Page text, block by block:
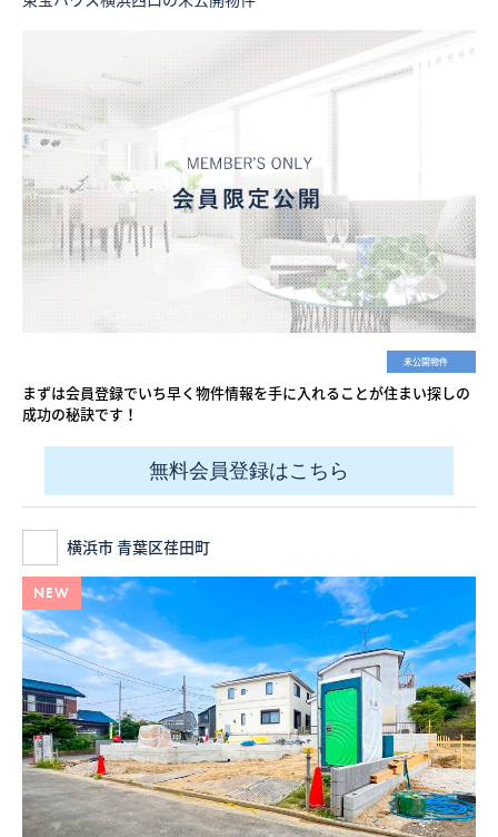
未公開物件
まずは会員登録でいち早く物件情報を手に入れることが住まい探しの
成功の秘訣です！
無料会員登録はこちら
横浜市 青葉区荏田町
NEW